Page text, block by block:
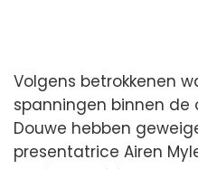
Volgens betrokkenen
spanningen binnen de
Douwe hebben
presentatrice Airen